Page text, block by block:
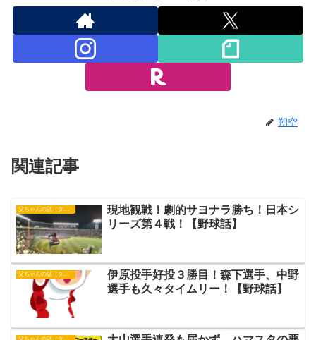
朔空
関連記事
父ちゃんの話（タイガース）
現地観戦！劇的サヨナラ勝ち！日本シ
リーズ第４戦！【野球話】
父ちゃんの話（タイガース）
伊原投手好投３勝目！森下選手、中野
選手も久々タイムリー！【野球話】